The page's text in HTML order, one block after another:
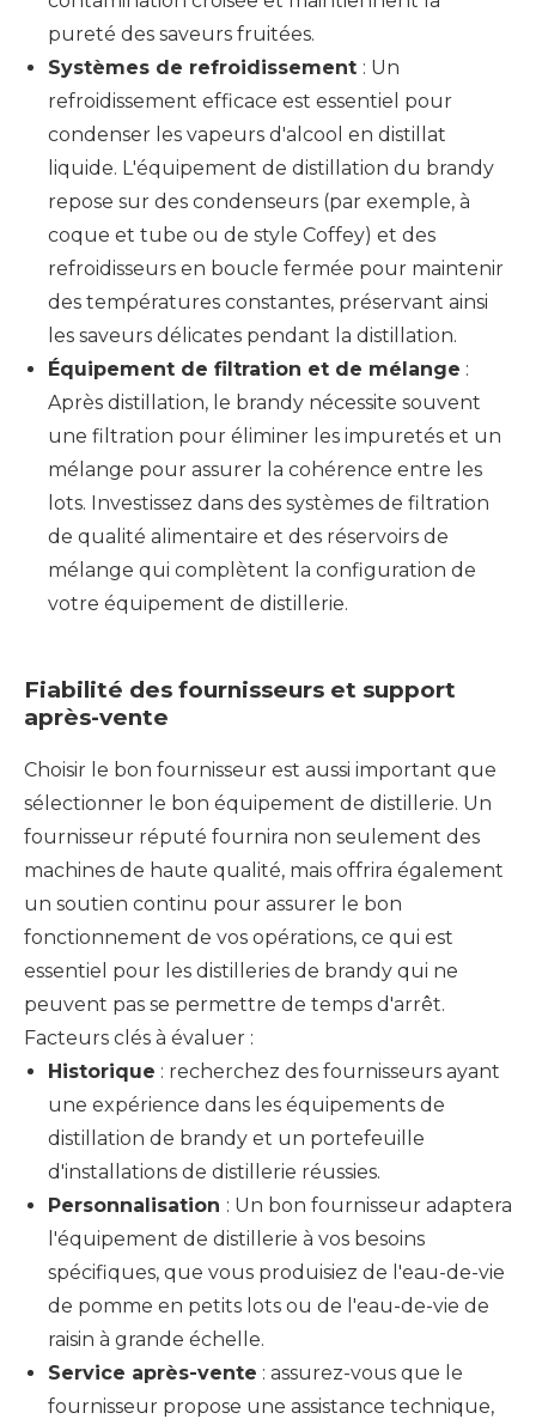
pureté des saveurs fruitées.
Systèmes de refroidissement : Un
refroidissement efficace est essentiel pour
condenser les vapeurs d'alcool en distillat
liquide. L'équipement de distillation du brandy
repose sur des condenseurs (par exemple, à
coque et tube ou de style Coffey) et des
refroidisseurs en boucle fermée pour maintenir
des températures constantes, préservant ainsi
les saveurs délicates pendant la distillation.
Équipement de filtration et de mélange :
Après distillation, le brandy nécessite souvent
une filtration pour éliminer les impuretés et un
mélange pour assurer la cohérence entre les
lots. Investissez dans des systèmes de filtration
de qualité alimentaire et des réservoirs de
mélange qui complètent la configuration de
votre équipement de distillerie.
Fiabilité des fournisseurs et support
après-vente
Choisir le bon fournisseur est aussi important que
sélectionner le bon équipement de distillerie. Un
fournisseur réputé fournira non seulement des
machines de haute qualité, mais offrira également
un soutien continu pour assurer le bon
fonctionnement de vos opérations, ce qui est
essentiel pour les distilleries de brandy qui ne
peuvent pas se permettre de temps d'arrêt.
Facteurs clés à évaluer :
Historique : recherchez des fournisseurs ayant
une expérience dans les équipements de
distillation de brandy et un portefeuille
d'installations de distillerie réussies.
Personnalisation : Un bon fournisseur adaptera
l'équipement de distillerie à vos besoins
spécifiques, que vous produisiez de l'eau-de-vie
de pomme en petits lots ou de l'eau-de-vie de
raisin à grande échelle.
Service après-vente : assurez-vous que le
fournisseur propose une assistance technique,